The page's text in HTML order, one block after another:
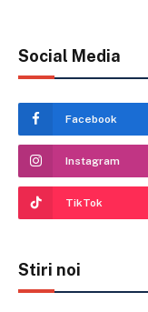
Social Media
Facebook
Instagram
TikTok
Stiri noi